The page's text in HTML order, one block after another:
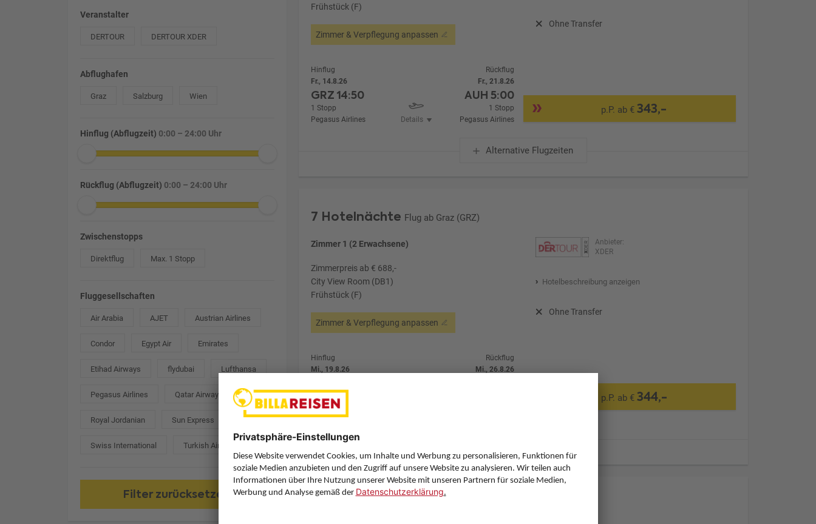
Veranstalter
DERTOUR DERTOUR XDER
Abflughafen
Graz Salzburg Wien
Hinflug (Abflugzeit) 0:00 – 24:00 Uhr
Rückflug (Abflugzeit) 0:00 – 24:00 Uhr
Zwischenstopps
Direktflug Max. 1 Stopp
Fluggesellschaften
Air Arabia AJET Austrian Airlines
Condor Egypt Air Emirates
Etihad Airways flydubai Lufthansa
Pegasus Airlines Qatar Airways
Royal Jordanian Sun Express
Swiss International Turkish Airlines
Filter zurücksetzen
Frühstück (F)
Zimmer & Verpflegung anpassen
Ohne Transfer
Hinflug
Fr., 14.8.26
GRZ14:50
1 Stopp
Pegasus Airlines
Details
Rückflug
Fr., 21.8.26
AUH5:00
1 Stopp
Pegasus Airlines
p.P. ab €343,-
Alternative Flugzeiten
7 Hotelnächte Flug ab Graz (GRZ)
Zimmer 1 (2 Erwachsene)
Zimmerpreis ab € 688,-
City View Room (DB1)
Frühstück (F)
Zimmer & Verpflegung anpassen
Anbieter:
XDER
Hotelbeschreibung anzeigen
Ohne Transfer
Hinflug
Mi., 19.8.26
1 Stopp
Pegasus Airlines
Rückflug
Mi., 26.8.26
p.P. ab € 344,-